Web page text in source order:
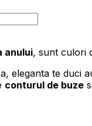
anului, sunt culori
eleganta te duci
conturul de buze